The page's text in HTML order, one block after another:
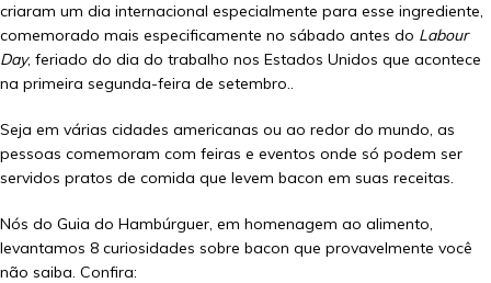
criaram um dia internacional especialmente para esse ingrediente,
comemorado mais especificamente no sábado antes do Labour
Day, feriado do dia do trabalho nos Estados Unidos que acontece
na primeira segunda-feira de setembro..
Seja em várias cidades americanas ou ao redor do mundo, as
pessoas comemoram com feiras e eventos onde só podem ser
servidos pratos de comida que levem bacon em suas receitas.
Nós do Guia do Hambúrguer, em homenagem ao alimento,
levantamos 8 curiosidades sobre bacon que provavelmente você
não saiba. Confira: